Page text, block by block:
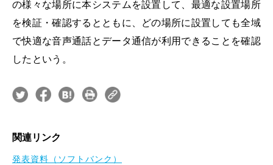
の様々な場所に本システムを設置して、最適な設置場所
を検証・確認するとともに、どの場所に設置しても全域
で快適な音声通話とデータ通信が利用できることを確認
したという。
関連リンク
発表資料（ソフトバンク）